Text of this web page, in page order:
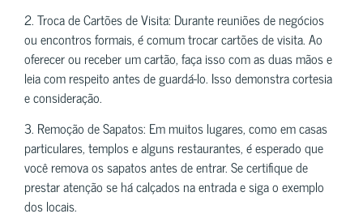
2. Troca de Cartões de Visita: Durante reuniões de negócios
ou encontros formais, é comum trocar cartões de visita. Ao
oferecer ou receber um cartão, faça isso com as duas mãos e
leia com respeito antes de guardá-lo. Isso demonstra cortesia
e consideração.
3. Remoção de Sapatos: Em muitos lugares, como em casas
particulares, templos e alguns restaurantes, é esperado que
você remova os sapatos antes de entrar. Se certifique de
prestar atenção se há calçados na entrada e siga o exemplo
dos locais.